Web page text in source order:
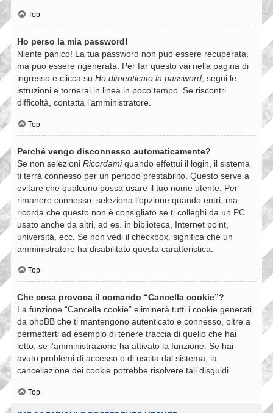
Top
Ho perso la mia password!
Niente panico! La tua password non può essere recuperata,
ma può essere rigenerata. Per far questo vai nella pagina di
ingresso e clicca su Ho dimenticato la password, segui le
istruzioni e tornerai in linea in poco tempo. Se riscontri
difficoltà, contatta l’amministratore.
Top
Perché vengo disconnesso automaticamente?
Se non selezioni Ricordamiquando effettui il login, il sistema
ti terrà connesso per un periodo prestabilito. Questo serve a
evitare che qualcuno possa usare il tuo nome utente. Per
rimanere connesso, seleziona l’opzione quando entri, ma
ricorda che questo non è consigliato se ti colleghi da un PC
usato anche da altri, ad es. in biblioteca, Internet point,
università, ecc. Se non vedi il checkbox, significa che un
amministratore ha disabilitato questa caratteristica.
Top
Che cosa provoca il comando “Cancella cookie”?
La funzione “Cancella cookie” eliminerà tutti i cookie generati
da phpBB che ti mantengono autenticato e connesso, oltre a
permetterti ad esempio di tenere traccia di quello che hai
letto, se l’amministrazione ha attivato la funzione. Se hai
avuto problemi di accesso o di uscita dal sistema, la
cancellazione dei cookie potrebbe risolvere tali disguidi.
Top